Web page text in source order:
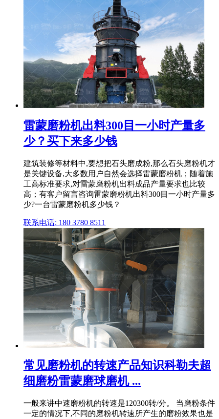
雷蒙磨粉机出料300目一小时产量多
少？买下来多少钱
建筑装修等材料中,要想把石头磨成粉,那么石头磨粉机才
是关键设备,大多数用户自然会选择雷蒙磨粉机；随着施
工高标准要求,对雷蒙磨粉机出料成品产量要求也比较
高；有客户留言咨询雷蒙磨粉机出料300目一小时产量多
少?一台雷蒙磨粉机多少钱？
联系电话: 180 3780 8511
常见磨粉机的转速产品知识科勒夫超
细磨粉雷蒙磨球磨机 ...
一般来讲中速磨粉机的转速是120300转/分。 当磨粉条件
一定的情况下,不同的磨粉机转速所产生的磨粉效果也是